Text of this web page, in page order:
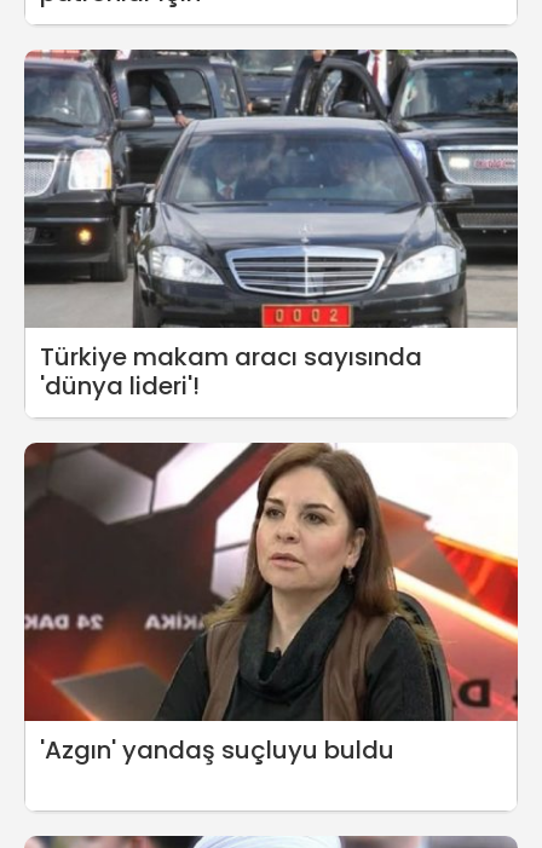
Türkiye makam aracı sayısında
'dünya lideri'!
'Azgın' yandaş suçluyu buldu